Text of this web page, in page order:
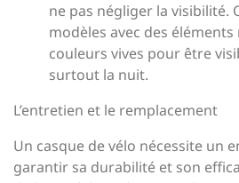
ne pas négliger la visibilité.
modèles avec des
couleurs vives pour être
surtout la nuit.
L’entretien et le remplacement
Un casque de vélo nécessite un
garantir sa durabilité et son